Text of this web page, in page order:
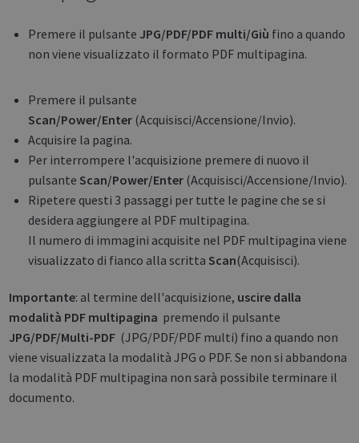
Premere il pulsante JPG/PDF/PDF multi/Giù fino a quando
non viene visualizzato il formato PDF multipagina.
Premere il pulsante
Scan/Power/Enter (Acquisisci/Accensione/Invio).
Acquisire la pagina.
Per interrompere l'acquisizione premere di nuovo il
pulsante Scan/Power/Enter (Acquisisci/Accensione/Invio).
Ripetere questi 3 passaggi per tutte le pagine che se si
desidera aggiungere al PDF multipagina.
Il numero di immagini acquisite nel PDF multipagina viene
visualizzato di fianco alla scritta Scan(Acquisisci).
Importante: al termine dell'acquisizione, uscire dalla
modalità PDF multipagina premendo il pulsante
JPG/PDF/Multi-PDF (JPG/PDF/PDF multi) fino a quando non
viene visualizzata la modalità JPG o PDF. Se non si abbandona
la modalità PDF multipagina non sarà possibile terminare il
documento.